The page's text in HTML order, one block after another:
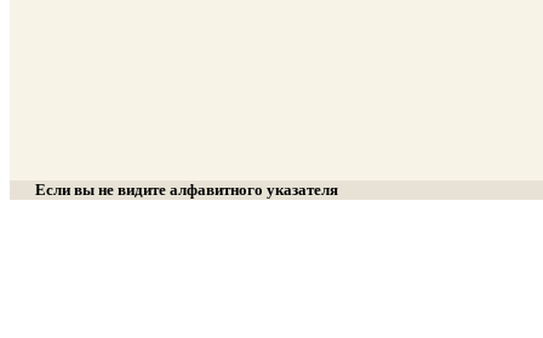
Если вы не видите алфавитного указателя